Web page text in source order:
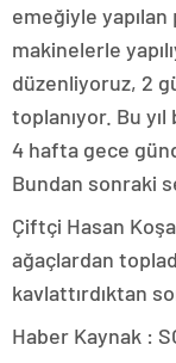
emeğiyle
makinelerle
düzenliyoruz, 2
toplanıyor. Bu
4 hafta gece
Bundan sonraki
Çiftçi Hasan
ağaçlardan
kavlattırdıktan
Haber Kaynak :